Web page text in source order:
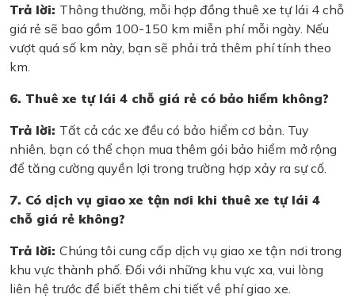
Trả lời: Thông thường, mỗi hợp đồng thuê xe tự lái 4 chỗ
giá rẻ sẽ bao gồm 100-150 km miễn phí mỗi ngày. Nếu
vượt quá số km này, bạn sẽ phải trả thêm phí tính theo
km.
6. Thuê xe tự lái 4 chỗ giá rẻ có bảo hiểm không?
Trả lời: Tất cả các xe đều có bảo hiểm cơ bản. Tuy
nhiên, bạn có thể chọn mua thêm gói bảo hiểm mở rộng
để tăng cường quyền lợi trong trường hợp xảy ra sự cố.
7. Có dịch vụ giao xe tận nơi khi thuê xe tự lái 4
chỗ giá rẻ không?
Trả lời: Chúng tôi cung cấp dịch vụ giao xe tận nơi trong
khu vực thành phố. Đối với những khu vực xa, vui lòng
liên hệ trước để biết thêm chi tiết về phí giao xe.